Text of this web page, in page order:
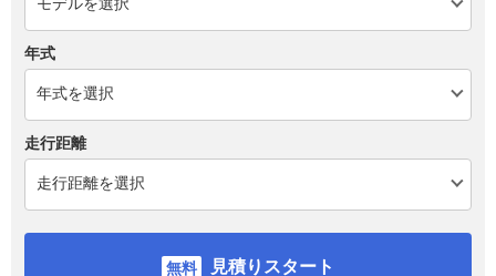
年式
走行距離
見積りスタート